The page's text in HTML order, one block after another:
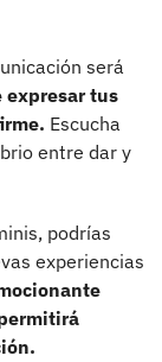
será
expresar tus
Escucha
entre dar y
podrías
experiencias